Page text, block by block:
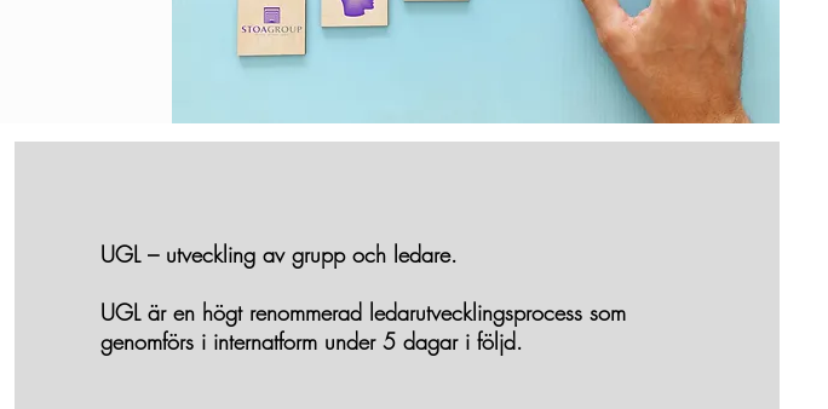
UGL – utveckling av grupp och ledare.
UGL är en högt renommerad ledarutvecklingsprocess som
genomförs i internatform under 5 dagar i följd.